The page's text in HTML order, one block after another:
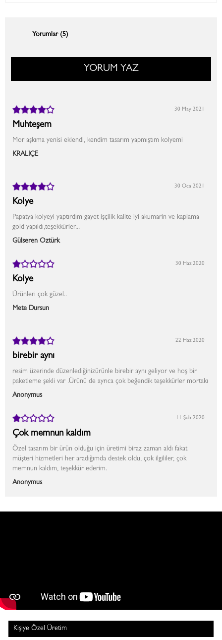
Yorumlar (5)
YORUM YAZ
Muhteşem
Mor aşkıma yenisi eklendi, kendim tasarım yapmıştım kolyemi
KRALİÇE
30 May 2021
Kolye
Papatya kolyeyi yaptırdım gayet işçilik kalite iyi akumarin ve kaplama
gold yapıldı,teşekkürler...
Gülseren Öztürk
30 Oca 2021
Kolye
Ürünleri çok güzel..
Mete Dursun
30 Haz 2020
birebir aynı
resim üzerinde düzenlediğinizürünle birebir aynı geliyor ve hoş bir
paketleme şekli var .Ürünü de ayrıca çok beğendik teşekkürler mortakı
Anonymus
22 Haz 2020
Çok memnun kaldım
Özel tasarım bir ürün olduğu için üretimi biraz zaman aldı fakat
müşteri hizmetleri her aradığımda destek oldu, çok ilgililer, çok
memnun kaldım, teşekkür ederim.
Anonymus
11 Şub 2020
Kişiye Özel Üretim